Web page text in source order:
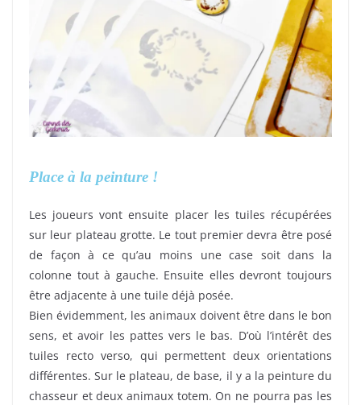
Place à la peinture !
Les joueurs vont ensuite placer les tuiles récupérées
sur leur plateau grotte. Le tout premier devra être posé
de façon à ce qu’au moins une case soit dans la
colonne tout à gauche. Ensuite elles devront toujours
être adjacente à une tuile déjà posée.
Bien évidemment, les animaux doivent être dans le bon
sens, et avoir les pattes vers le bas. D’où l’intérêt des
tuiles recto verso, qui permettent deux orientations
différentes. Sur le plateau, de base, il y a la peinture du
chasseur et deux animaux totem. On ne pourra pas les